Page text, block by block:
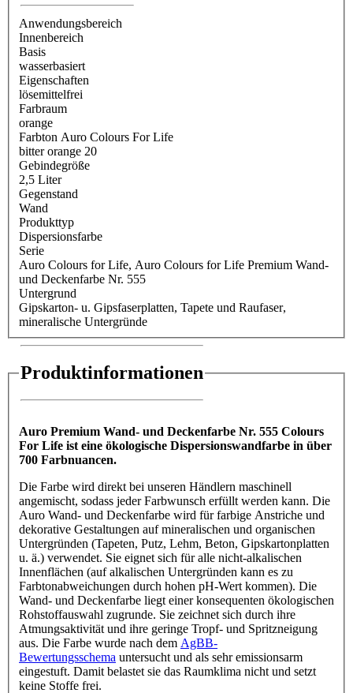
Anwendungsbereich
Innenbereich
Basis
wasserbasiert
Eigenschaften
lösemittelfrei
Farbraum
orange
Farbton Auro Colours For Life
bitter orange 20
Gebindegröße
2,5 Liter
Gegenstand
Wand
Produkttyp
Dispersionsfarbe
Serie
Auro Colours for Life, Auro Colours for Life Premium Wand-
und Deckenfarbe Nr. 555
Untergrund
Gipskarton- u. Gipsfaserplatten, Tapete und Raufaser,
mineralische Untergründe
Produktinformationen
Auro Premium Wand- und Deckenfarbe Nr. 555 Colours
For Life ist eine ökologische Dispersionswandfarbe in über
700 Farbnuancen.
Die Farbe wird direkt bei unseren Händlern maschinell
angemischt, sodass jeder Farbwunsch erfüllt werden kann. Die
Auro Wand- und Deckenfarbe wird für farbige Anstriche und
dekorative Gestaltungen auf mineralischen und organischen
Untergründen (Tapeten, Putz, Lehm, Beton, Gipskartonplatten
u. ä.) verwendet. Sie eignet sich für alle nicht-alkalischen
Innenflächen (auf alkalischen Untergründen kann es zu
Farbtonabweichungen durch hohen pH-Wert kommen). Die
Wand- und Deckenfarbe liegt einer konsequenten ökologischen
Rohstoffauswahl zugrunde. Sie zeichnet sich durch ihre
Atmungsaktivität und ihre geringe Tropf- und Spritzneigung
aus. Die Farbe wurde nach dem AgBB-
Bewertungsschema untersucht und als sehr emissionsarm
eingestuft. Damit belastet sie das Raumklima nicht und setzt
keine Stoffe frei.